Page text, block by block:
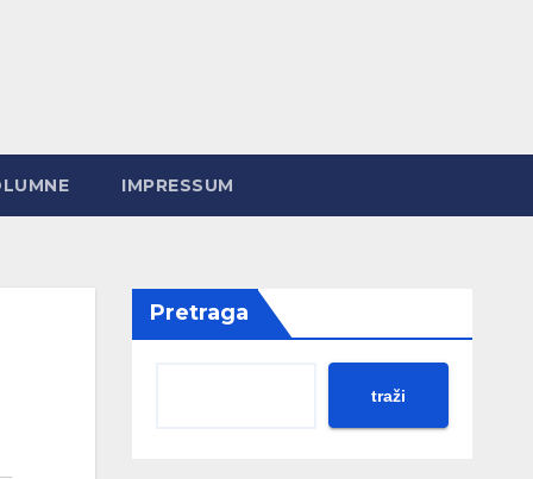
IMPRESSUM
Pretraga
traži